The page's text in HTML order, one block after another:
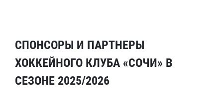
СПОНСОРЫ И ПАРТНЕРЫ
ХОККЕЙНОГО КЛУБА «СОЧИ» В
СЕЗОНЕ 2025/2026